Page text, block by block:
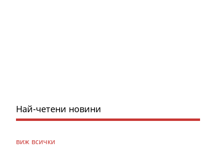
Най-четени новини
виж всички